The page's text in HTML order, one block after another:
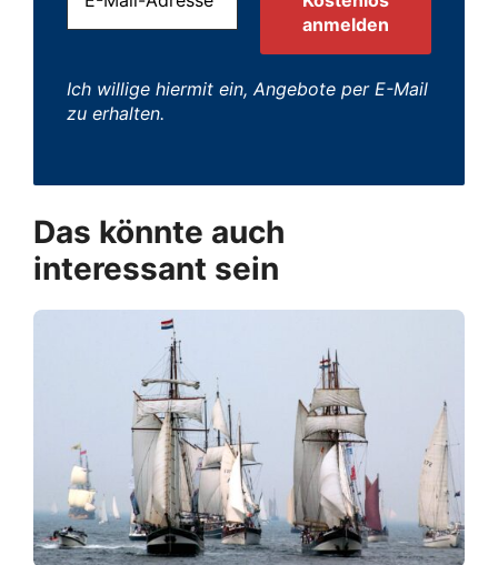
Ich willige hiermit ein, Angebote per E-Mail
zu erhalten.
Das könnte auch
interessant sein